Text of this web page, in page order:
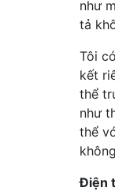
như
tả
Tôi
kết
thể
như
thể
Điện